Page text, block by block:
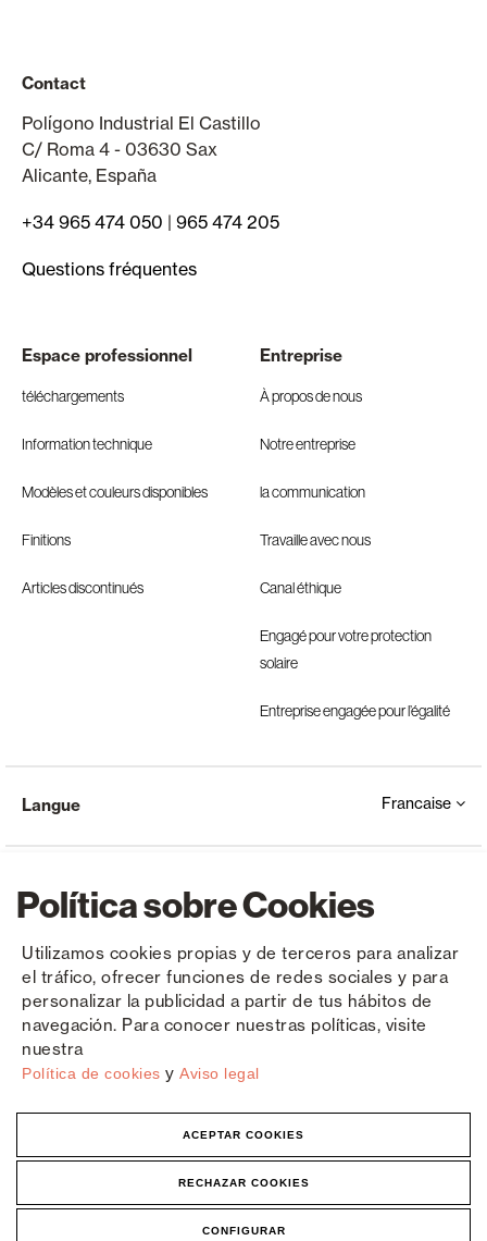
Política sobre Cookies
Utilizamos cookies propias y de terceros para analizar
el tráfico, ofrecer funciones de redes sociales y para
personalizar la publicidad a partir de tus hábitos de
navegación. Para conocer nuestras políticas, visite
nuestra
Política de cookies y Aviso legal
ACEPTAR COOKIES
RECHAZAR COOKIES
CONFIGURAR
Contact
Polígono Industrial El Castillo
C/ Roma 4 - 03630 Sax
Alicante, España
+34 965 474 050 | 965 474 205
Questions fréquentes
Espace professionnel
téléchargements
Information technique
Modèles et couleurs disponibles
Finitions
Articles discontinués
Entreprise
À propos de nous
Notre entreprise
la communication
Travaille avec nous
Canal éthique
Engagé pour votre protection
solaire
Entreprise engagée pour l’égalité
Copyright © Saxun 2023 - 2026 Politique de confidentialité Avis juridique Cookies
Langue Francaise